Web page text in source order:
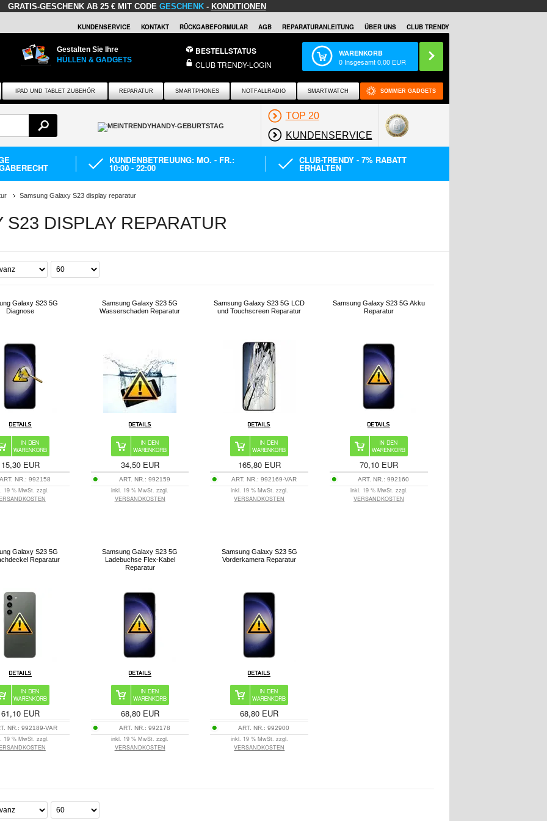
GRATIS-GESCHENK AB 25 € MIT CODE GESCHENK- KONDITIONEN
KUNDENSERVICE KONTAKT RÜCKGABEFORMULAR AGB REPARATURANLEITUNG ÜBER UNS CLUB TRENDY
Gestalten Sie Ihre
HÜLLEN & GADGETS
BESTELLSTATUS
CLUB TRENDY-LOGIN
WARENKORB
0 Insgesamt0,00 EUR
IPAD UND TABLET ZUBEHÖR REPARATUR SMARTPHONES NOTFALLRADIO SMARTWATCH SOMMER GADGETS
TOP 20
KUNDENSERVICE
KUNDENBETREUUNG: MO. - FR.:
10:00 - 22:00
CLUB-TRENDY - 7% RABATT
ERHALTEN
Samsung Galaxy S23 display reparatur
DISPLAY REPARATUR
Galaxy S23 5G
Diagnose
15,30 EUR
ART. NR.: 992158
19 % MwSt. zzgl.
Samsung Galaxy S23 5G
Wasserschaden Reparatur
34,50 EUR
ART. NR.: 992159
inkl. 19 % MwSt. zzgl.
VERSANDKOSTEN
Samsung Galaxy S23 5G LCD
und Touchscreen Reparatur
165,80 EUR
ART. NR.: 992169-VAR
inkl. 19 % MwSt. zzgl.
VERSANDKOSTEN
Samsung Galaxy S23 5G Akku
Reparatur
70,10 EUR
ART. NR.:992160
inkl. 19 % MwSt. zzgl.
VERSANDKOSTEN
Galaxy S23 5G
Reparatur
61,10 EUR
NR.:992189-VAR
19 % MwSt. zzgl.
Samsung Galaxy S23 5G
Ladebuchse Flex-Kabel
Reparatur
68,80 EUR
ART. NR.: 992178
inkl. 19 % MwSt. zzgl.
VERSANDKOSTEN
Samsung Galaxy S23 5G
Vorderkamera Reparatur
68,80 EUR
ART. NR.:992900
inkl. 19 % MwSt. zzgl.
VERSANDKOSTEN